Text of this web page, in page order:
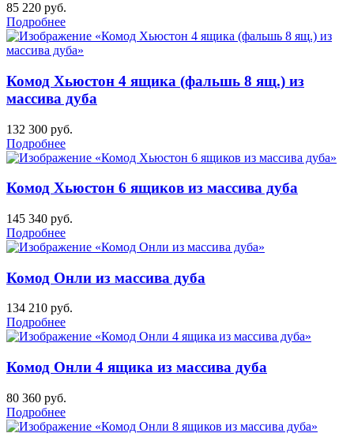
85 220 руб.
Подробнее
Комод Хьюстон 4 ящика (фальшь 8 ящ.) из
массива дуба
132 300 руб.
Подробнее
Комод Хьюстон 6 ящиков из массива дуба
145 340 руб.
Подробнее
Комод Онли из массива дуба
134 210 руб.
Подробнее
Комод Онли 4 ящика из массива дуба
80 360 руб.
Подробнее